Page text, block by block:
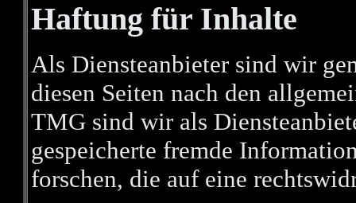
Haftung für Inhalte
Als Diensteanbieter sind wir
diesen Seiten nach den
TMG sind wir als
gespeicherte fremde
forschen, die auf eine